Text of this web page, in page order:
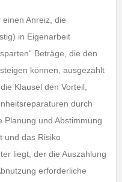
Anreiz, die
in Eigenarbeit
Beträge, die den
können, ausgezahlt
Klausel den Vorteil,
durch
Planung und Abstimmung
und das Risiko
liegt, der die Auszahlung
erforderliche